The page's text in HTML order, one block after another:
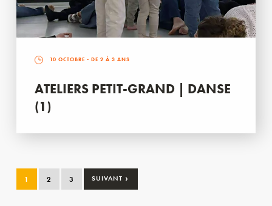
10 OCTOBRE - DE 2 À 3 ANS
ATELIERS PETIT-GRAND | DANSE
(1)
1 2 3 SUIVANT ›